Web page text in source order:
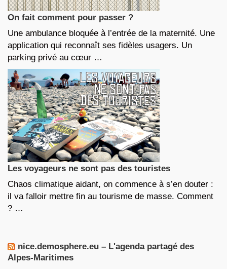
On fait comment pour passer ?
Une ambulance bloquée à l’entrée de la maternité. Une
application qui reconnaît ses fidèles usagers. Un
parking privé au cœur …
Les voyageurs ne sont pas des touristes
Chaos climatique aidant, on commence à s’en douter :
il va falloir mettre fin au tourisme de masse. Comment
? …
nice.demosphere.eu – L'agenda partagé des
Alpes-Maritimes